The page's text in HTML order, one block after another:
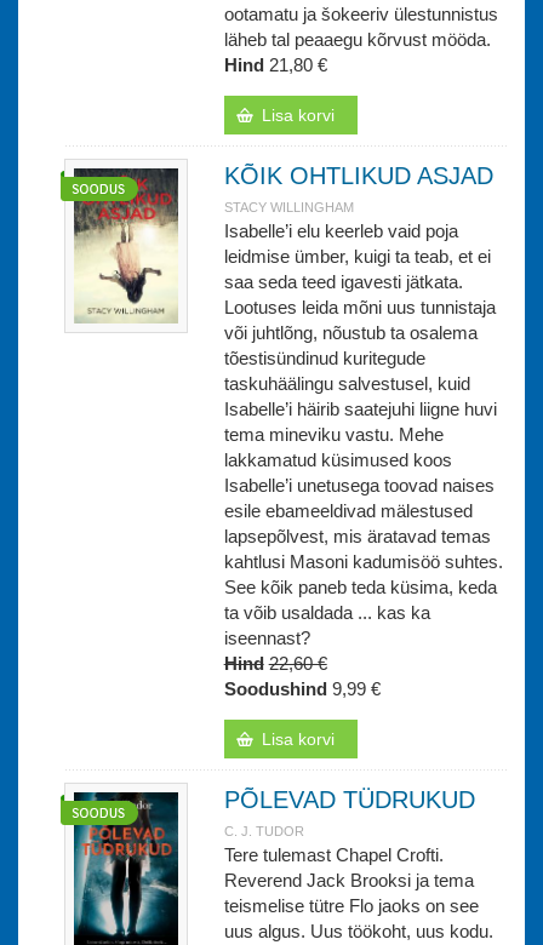
ootamatu ja šokeeriv ülestunnistus
läheb tal peaaegu kõrvust mööda.
Hind 21,80 €
Lisa korvi
KÕIK OHTLIKUD ASJAD
STACY WILLINGHAM
Isabelle’i elu keerleb vaid poja
leidmise ümber, kuigi ta teab, et ei
saa seda teed igavesti jätkata.
Lootuses leida mõni uus tunnistaja
või juhtlõng, nõustub ta osalema
tõestisündinud kuritegude
taskuhäälingu salvestusel, kuid
Isabelle’i häirib saatejuhi liigne huvi
tema mineviku vastu. Mehe
lakkamatud küsimused koos
Isabelle’i unetusega toovad naises
esile ebameeldivad mälestused
lapsepõlvest, mis äratavad temas
kahtlusi Masoni kadumisöö suhtes.
See kõik paneb teda küsima, keda
ta võib usaldada ... kas ka
iseennast?
Hind 22,60 €
Soodushind 9,99 €
Lisa korvi
PÕLEVAD TÜDRUKUD
C. J. TUDOR
Tere tulemast Chapel Crofti.
Reverend Jack Brooksi ja tema
teismelise tütre Flo jaoks on see
uus algus. Uus töökoht, uus kodu.